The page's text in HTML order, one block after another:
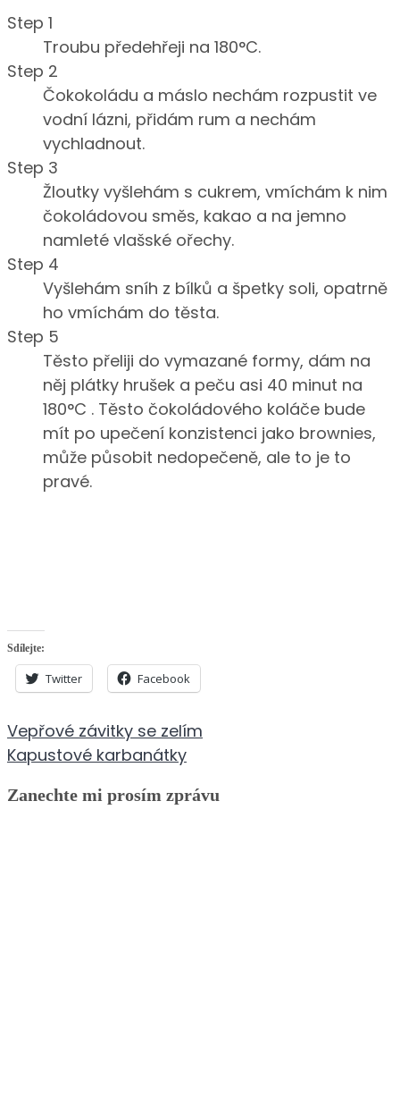
Step 1
Troubu předehřeji na 180°C.
Step 2
Čokokoládu a máslo nechám rozpustit ve
vodní lázni, přidám rum a nechám
vychladnout.
Step 3
Žloutky vyšlehám s cukrem, vmíchám k nim
čokoládovou směs, kakao a na jemno
namleté vlašské ořechy.
Step 4
Vyšlehám sníh z bílků a špetky soli, opatrně
ho vmíchám do těsta.
Step 5
Těsto přeliji do vymazané formy, dám na
něj plátky hrušek a peču asi 40 minut na
180°C . Těsto čokoládového koláče bude
mít po upečení konzistenci jako brownies,
může působit nedopečeně, ale to je to
pravé.
Sdílejte:
Twitter Facebook
Navigace
pro
Vepřové závitky se zelím
Kapustové karbanátky
Zanechte mi prosím zprávu